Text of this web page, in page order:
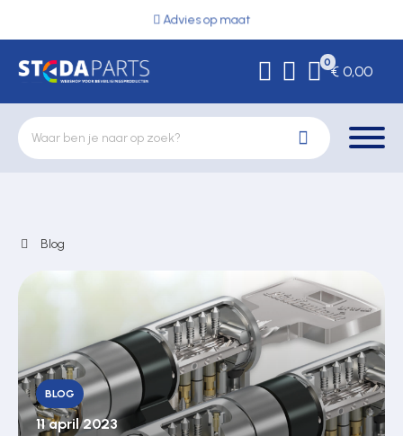
Advies op maat
0
€ 0,00
Elektrische vergrendeling
Hekwerkonderdelen
Kluizen
Blog
BLOG
11 april 2023